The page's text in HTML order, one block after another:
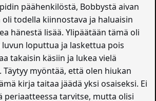
päähenkilöstä, Bobbystä aivan
todella kiinnostava ja haluaisin
hänestä lisää. Ylipäätään tämä oli
loputtua ja laskettua pois
takaisin käsiin ja lukea vielä
myöntää, että olen hiukan
kirja taitaa jäädä yksi osaiseksi. Ei
periaatteessa tarvitse, mutta olisi